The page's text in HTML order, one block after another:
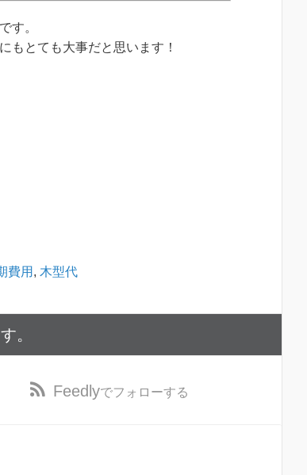
す。
もとても大事だと思います！
費用 , 木型代
。
Feedlyでフォローする